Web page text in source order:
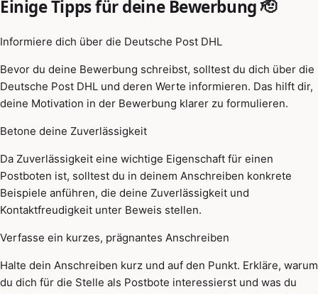
Einige Tipps für deine Bewerbung 🫡
Informiere dich über die Deutsche Post DHL
Bevor du deine Bewerbung schreibst, solltest du dich über die
Deutsche Post DHL und deren Werte informieren. Das hilft dir,
deine Motivation in der Bewerbung klarer zu formulieren.
Betone deine Zuverlässigkeit
Da Zuverlässigkeit eine wichtige Eigenschaft für einen
Postboten ist, solltest du in deinem Anschreiben konkrete
Beispiele anführen, die deine Zuverlässigkeit und
Kontaktfreudigkeit unter Beweis stellen.
Verfasse ein kurzes, prägnantes Anschreiben
Halte dein Anschreiben kurz und auf den Punkt. Erkläre, warum
du dich für die Stelle als Postbote interessierst und was du